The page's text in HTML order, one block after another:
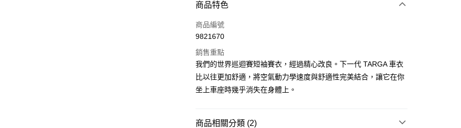
ATM付款
運送方式
全家取貨付款
付款後全家取貨
商品特色
商品編號
9821670
銷售重點
我們的世界巡迴賽短袖賽衣，經過精心改良。下一代 TARGA 車衣
比以往更加舒適，將空氣動力學速度與舒適性完美結合，讓它在你
坐上車座時幾乎消失在身體上。
商品相關分類 (2)